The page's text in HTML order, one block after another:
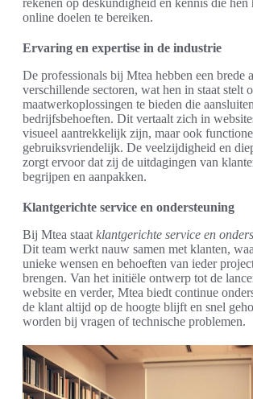
rekenen op deskundigheid en kennis die hen
online doelen te bereiken.
Ervaring en expertise in de industrie
De professionals bij Mtea hebben een brede
verschillende sectoren, wat hen in staat stelt
maatwerkoplossingen te bieden die
bedrijfsbehoeften. Dit vertaalt zich in
visueel aantrekkelijk zijn, maar ook
gebruiksvriendelijk. De veelzijdigheid en
zorgt ervoor dat zij de uitdagingen van
begrijpen en aanpakken.
Klantgerichte service en ondersteuning
Bij Mtea staat klantgerichte service en
Dit team werkt nauw samen met klanten,
unieke wensen en behoeften van ieder
brengen. Van het initiële ontwerp tot de
website en verder, Mtea biedt continue
de klant altijd op de hoogte blijft en snel
worden bij vragen of technische problemen.